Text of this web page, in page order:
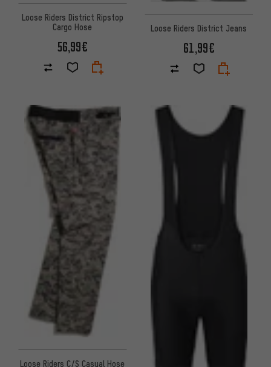
Loose Riders District Ripstop
Cargo Hose
56,99€
Loose Riders District Jeans
61,99€
Loose Riders C/S Casual Hose